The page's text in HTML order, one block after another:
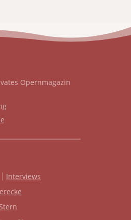
Opernmagazin
Interviews